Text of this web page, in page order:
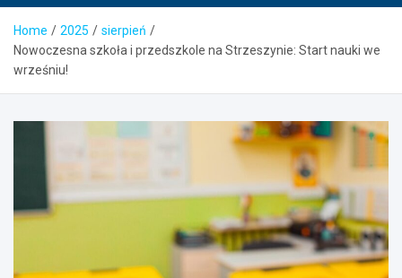
Home 2025
sierpień
Nowoczesna szkoła i przedszkole na Strzeszynie: Start nauki we
wrześniu!